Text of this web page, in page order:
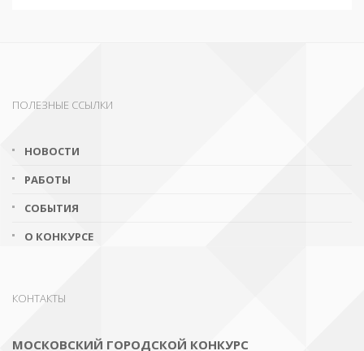
ПОЛЕЗНЫЕ ССЫЛКИ
НОВОСТИ
РАБОТЫ
СОБЫТИЯ
О КОНКУРСЕ
КОНТАКТЫ
МОСКОВСКИЙ ГОРОДСКОЙ КОНКУРС